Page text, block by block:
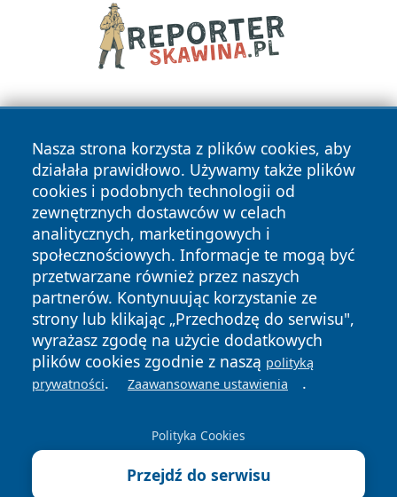
Nasza strona korzysta z plików cookies, aby
działała prawidłowo. Używamy także plików
cookies i podobnych technologii od
zewnętrznych dostawców w celach
analitycznych, marketingowych i
społecznościowych. Informacje te mogą być
przetwarzane również przez naszych
partnerów. Kontynuując korzystanie ze
strony lub klikając „Przechodzę do serwisu",
wyrażasz zgodę na użycie dodatkowych
plików cookies zgodnie z naszą polityką
prywatności. Zaawansowane ustawienia .
Polityka Cookies
Przejdź do serwisu
Copyright © 2026 newsynowodworskie.pl Wszystkie prawa
zastrzeżone.
News Autorzy
Polityka
Prywatności
Polityka
Cookies